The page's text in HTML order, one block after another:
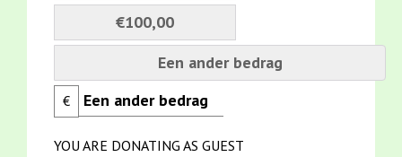
€100,00
Een ander bedrag
€
YOU ARE DONATING AS GUEST